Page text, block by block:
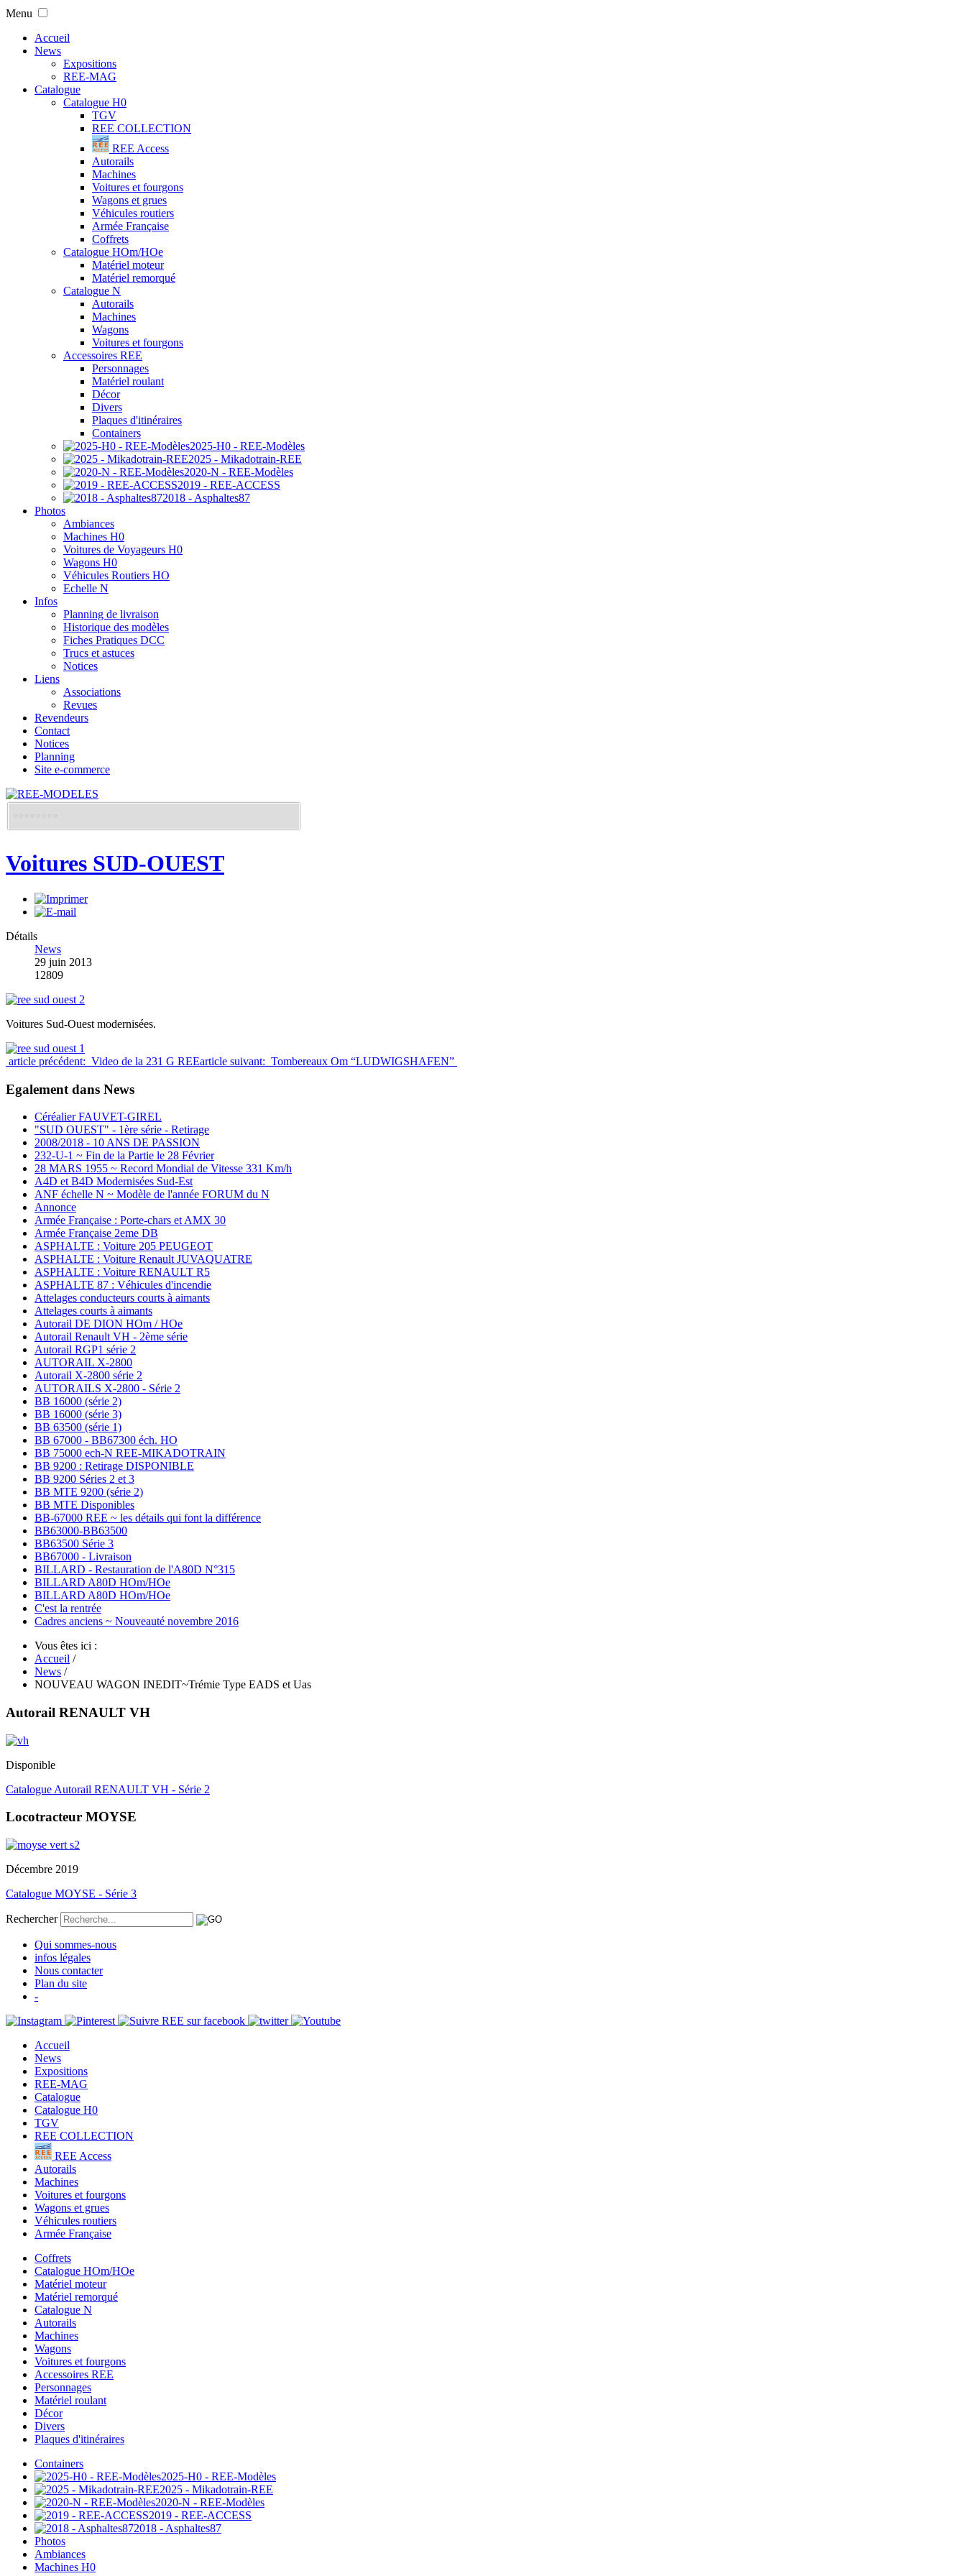
Menu
Accueil
News
Expositions
REE-MAG
Catalogue
Catalogue H0
TGV
REE COLLECTION
REE Access
Autorails
Machines
Voitures et fourgons
Wagons et grues
Véhicules routiers
Armée Française
Coffrets
Catalogue HOm/HOe
Matériel moteur
Matériel remorqué
Catalogue N
Autorails
Machines
Wagons
Voitures et fourgons
Accessoires REE
Personnages
Matériel roulant
Décor
Divers
Plaques d'itinéraires
Containers
2025-H0 - REE-Modèles
2025 - Mikadotrain-REE
2020-N - REE-Modèles
2019 - REE-ACCESS
2018 - Asphaltes87
Photos
Ambiances
Machines H0
Voitures de Voyageurs H0
Wagons H0
Véhicules Routiers HO
Echelle N
Infos
Planning de livraison
Historique des modèles
Fiches Pratiques DCC
Trucs et astuces
Notices
Liens
Associations
Revues
Revendeurs
Contact
Notices
Planning
Site e-commerce
Voitures SUD-OUEST
Détails
News
29 juin 2013
12809
Voitures Sud-Ouest modernisées.
article précédent: Video de la 231 G REEarticle suivant: Tombereaux Om “LUDWIGSHAFEN”
Egalement dans News
Céréalier FAUVET-GIREL
"SUD OUEST" - 1ère série - Retirage
2008/2018 - 10 ANS DE PASSION
232-U-1 ~ Fin de la Partie le 28 Février
28 MARS 1955 ~ Record Mondial de Vitesse 331 Km/h
A4D et B4D Modernisées Sud-Est
ANF échelle N ~ Modèle de l'année FORUM du N
Annonce
Armée Française : Porte-chars et AMX 30
Armée Française 2eme DB
ASPHALTE : Voiture 205 PEUGEOT
ASPHALTE : Voiture Renault JUVAQUATRE
ASPHALTE : Voiture RENAULT R5
ASPHALTE 87 : Véhicules d'incendie
Attelages conducteurs courts à aimants
Attelages courts à aimants
Autorail DE DION HOm / HOe
Autorail Renault VH - 2ème série
Autorail RGP1 série 2
AUTORAIL X-2800
Autorail X-2800 série 2
AUTORAILS X-2800 - Série 2
BB 16000 (série 2)
BB 16000 (série 3)
BB 63500 (série 1)
BB 67000 - BB67300 éch. HO
BB 75000 ech-N REE-MIKADOTRAIN
BB 9200 : Retirage DISPONIBLE
BB 9200 Séries 2 et 3
BB MTE 9200 (série 2)
BB MTE Disponibles
BB-67000 REE ~ les détails qui font la différence
BB63000-BB63500
BB63500 Série 3
BB67000 - Livraison
BILLARD - Restauration de l'A80D N°315
BILLARD A80D HOm/HOe
BILLARD A80D HOm/HOe
C'est la rentrée
Cadres anciens ~ Nouveauté novembre 2016
Vous êtes ici :
Accueil /
News /
NOUVEAU WAGON INEDIT~Trémie Type EADS et Uas
Autorail RENAULT VH
Disponible
Catalogue Autorail RENAULT VH - Série 2
Locotracteur MOYSE
Décembre 2019
Catalogue MOYSE - Série 3
Rechercher
Qui sommes-nous
infos légales
Nous contacter
Plan du site
-
Accueil
News
Expositions
REE-MAG
Catalogue
Catalogue H0
TGV
REE COLLECTION
REE Access
Autorails
Machines
Voitures et fourgons
Wagons et grues
Véhicules routiers
Armée Française
Coffrets
Catalogue HOm/HOe
Matériel moteur
Matériel remorqué
Catalogue N
Autorails
Machines
Wagons
Voitures et fourgons
Accessoires REE
Personnages
Matériel roulant
Décor
Divers
Plaques d'itinéraires
Containers
2025-H0 - REE-Modèles
2025 - Mikadotrain-REE
2020-N - REE-Modèles
2019 - REE-ACCESS
2018 - Asphaltes87
Photos
Ambiances
Machines H0